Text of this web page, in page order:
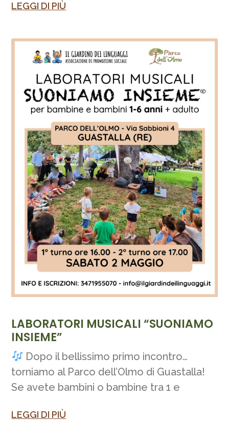
LEGGI DI PIÙ
LABORATORI MUSICALI “SUONIAMO
INSIEME”
Dopo il bellissimo primo incontro…
torniamo al Parco dell’Olmo di Guastalla!
Se avete bambini o bambine tra 1 e
LEGGI DI PIÙ